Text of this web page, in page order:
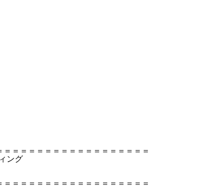
＝＝＝＝＝＝＝＝＝＝＝＝＝＝＝＝＝
ング
＝＝＝＝＝＝＝＝＝＝＝＝＝＝＝＝＝